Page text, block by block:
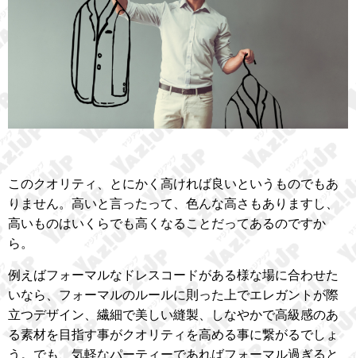
このクオリティ、とにかく高ければ良いというものでもあ
りません。高いと言ったって、色んな高さもありますし、
高いものはいくらでも高くなることだってあるのですか
ら。
例えばフォーマルなドレスコードがある様な場に合わせた
いなら、フォーマルのルールに則った上でエレガントが際
立つデザイン、繊細で美しい縫製、しなやかで高級感のあ
る素材を目指す事がクオリティを高める事に繋がるでしょ
う。でも、気軽なパーティーであればフォーマル過ぎると